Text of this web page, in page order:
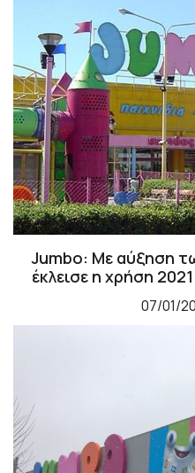
Jumbo: Με αύξηση
έκλεισε η χρήση 2021
07/01/